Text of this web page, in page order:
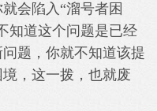
会陷入“溜号者困
知道这个问题是已经
题，你就不知道该提
，这一拨，也就废